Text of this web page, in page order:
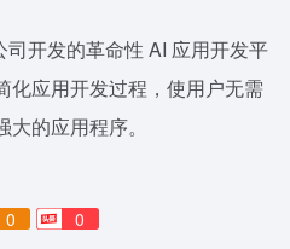
开发的革命性 AI 应用开发平
化应用开发过程，使用户无需
的应用程序。
0 0